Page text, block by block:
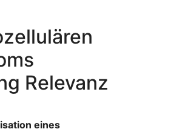
Relevanz
eines